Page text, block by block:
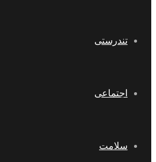
تندرستی
اجتماعی
سلامت